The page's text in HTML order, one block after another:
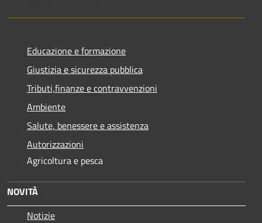
Educazione e formazione
Giustizia e sicurezza pubblica
Tributi,finanze e contravvenzioni
Ambiente
Salute, benessere e assistenza
Autorizzazioni
Agricoltura e pesca
NOVITÀ
Notizie